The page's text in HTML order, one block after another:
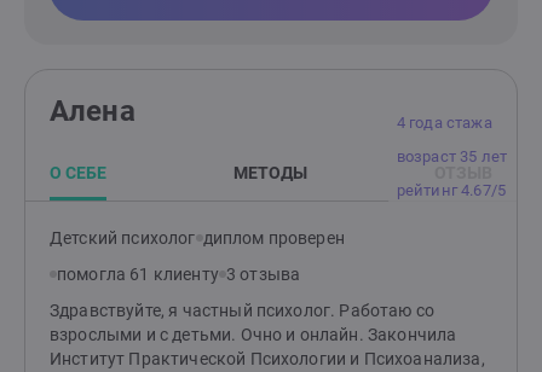
уточняющие вопросы. Мы совместно формулируем
4 года стажа
возраст 35 лет
рейтинг 4.67/5
Алена
О СЕБЕ МЕТОДЫ
Детский психолог диплом проверен
помогла 61 клиенту 3 отзыва
Здравствуйте, я частный психолог. Работаю со
взрослыми и с детьми. Очно и онлайн. Закончила
Институт Практической Психологии и Психоанализа,